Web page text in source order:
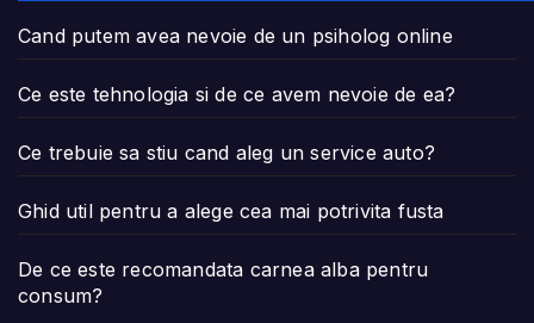
Cand putem avea nevoie de un psiholog online
Ce este tehnologia si de ce avem nevoie de ea?
Ce trebuie sa stiu cand aleg un service auto?
Ghid util pentru a alege cea mai potrivita fusta
De ce este recomandata carnea alba pentru
consum?